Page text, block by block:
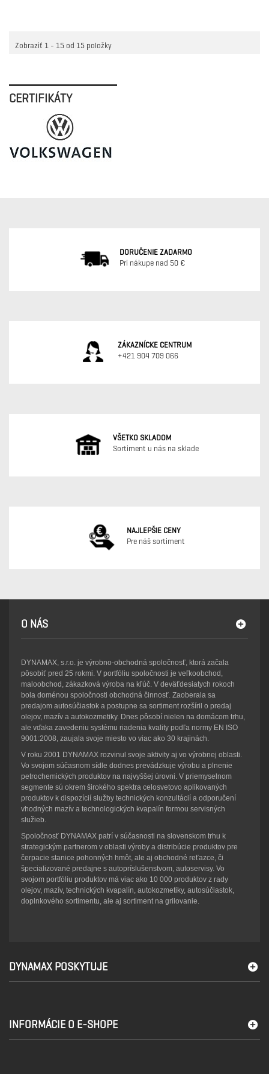
Zobraziť 1 - 15 od 15 položky
CERTIFIKÁTY
DORUČENIE ZADARMO
Pri nákupe nad 50 €
ZÁKAZNÍCKE CENTRUM
+421 904 709 066
VŠETKO SKLADOM
Sortiment u nás na sklade
NAJLEPŠIE CENY
Pre náš sortiment
O NÁS
DYNAMAX, s.r.o. je výrobno-obchodná spoločnosť, ktorá začala
pôsobiť pred 25 rokmi. V portfóliu spoločnosti je veľkoobchod,
maloobchod, zákazková výroba na kľúč. V deväťdesiatych rokoch
bola doménou spoločnosti obchodná činnosť. Zaoberala sa
predajom autosúčiastok a postupne sa sortiment rozšíril o predaj
olejov, mazív a autokozmetiky. Dnes pôsobí nielen na domácom trhu,
ale vďaka zavedeniu systému riadenia kvality podľa normy EN ISO
9001:2008, zaujala svoje miesto vo viac ako 30 krajinách.
V roku 2001 DYNAMAX rozvinul svoje aktivity aj vo výrobnej oblasti.
Vo svojom súčasnom sídle dodnes prevádzkuje výrobu a plnenie
petrochemických produktov na najvyššej úrovni. V priemyselnom
segmente sú okrem širokého spektra celosvetovo aplikovaných
produktov k dispozícií služby technických konzultácií a odporučení
vhodných mazív a technologických kvapalín formou servisných
služieb.
Spoločnosť DYNAMAX patrí v súčasnosti na slovenskom trhu k
strategickým partnerom v oblasti výroby a distribúcie produktov pre
čerpacie stanice pohonných hmôt, ale aj obchodné reťazce, či
špecializované predajne s autopríslušenstvom, autoservisy. Vo
svojom portfóliu produktov má viac ako 10 000 produktov z rady
olejov, mazív, technických kvapalín, autokozmetiky, autosúčiastok,
doplnkového sortimentu, ale aj sortiment na grilovanie.
DYNAMAX POSKYTUJE
INFORMÁCIE O E-SHOPE